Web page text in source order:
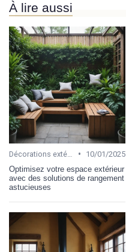
À lire aussi
Décorations extérieures •
10/01/2025
Optimisez votre espace extérieur
avec des solutions de rangement
astucieuses